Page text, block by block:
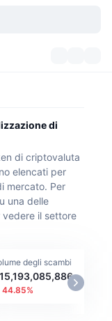
di
di criptovaluta
elencati per
mercato. Per
una delle
il settore
degli scambi
44.85%